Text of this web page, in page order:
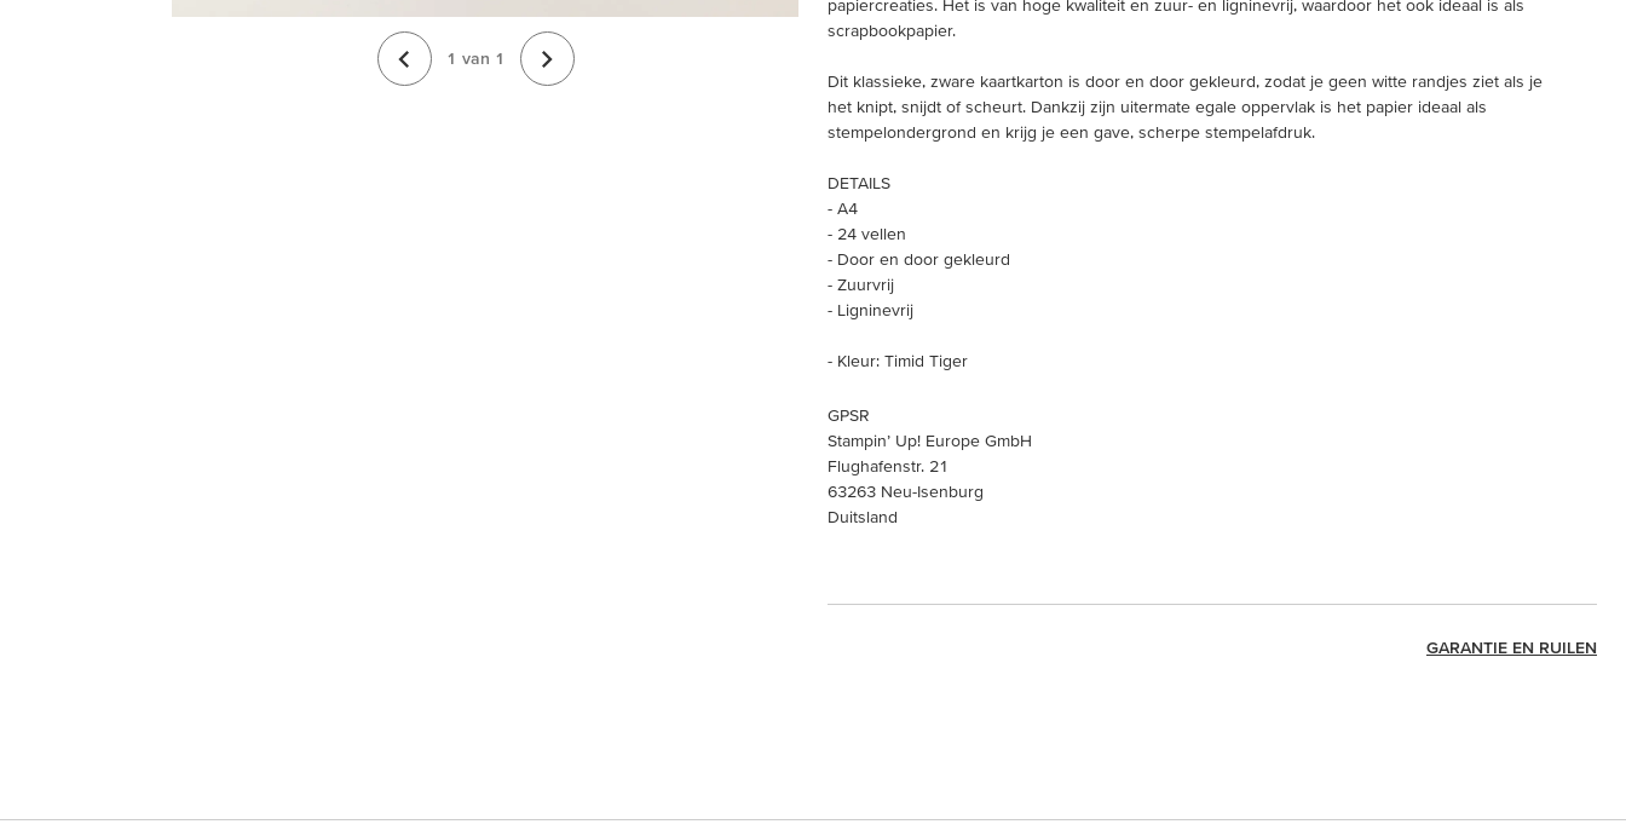
1 van 1
papiercreaties. Het is van hoge kwaliteit en zuur- en ligninevrij, waardoor het ook ideaal is als
scrapbookpapier.
Dit klassieke, zware kaartkarton is door en door gekleurd, zodat je geen witte randjes ziet als je
het knipt, snijdt of scheurt. Dankzij zijn uitermate egale oppervlak is het papier ideaal als
stempelondergrond en krijg je een gave, scherpe stempelafdruk.
DETAILS
- A4
- 24 vellen
- Door en door gekleurd
- Zuurvrij
- Ligninevrij
- Kleur: Timid Tiger
GPSR
Stampin’ Up! Europe GmbH
Flughafenstr. 21
63263 Neu-Isenburg
Duitsland
GARANTIE EN RUILEN